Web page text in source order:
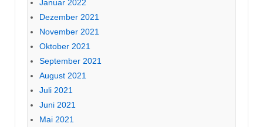
Januar 2022
Dezember 2021
November 2021
Oktober 2021
September 2021
August 2021
Juli 2021
Juni 2021
Mai 2021